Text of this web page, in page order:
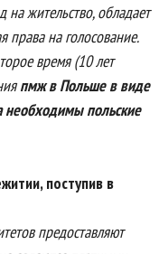
жительство, обладает
права на голосование.
время (10 лет
пмж в Польше в виде
необходимы польские
поступив в
предоставляют